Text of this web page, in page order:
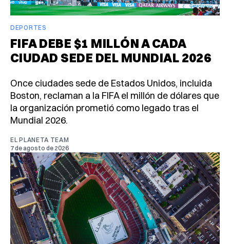
DEPORTES
FIFA DEBE $1 MILLÓN A CADA
CIUDAD SEDE DEL MUNDIAL 2026
Once ciudades sede de Estados Unidos, incluida
Boston, reclaman a la FIFA el millón de dólares que
la organización prometió como legado tras el
Mundial 2026.
EL PLANETA TEAM
7 de agosto de 2026